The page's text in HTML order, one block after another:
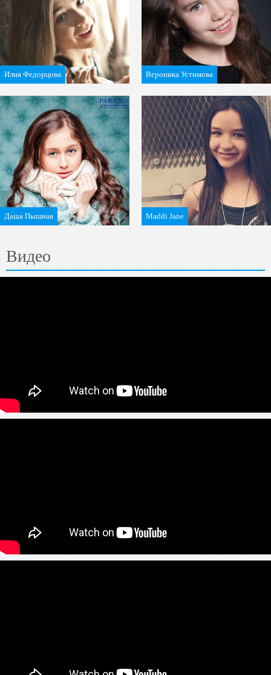
Илия Федорцова Вероника Устимова
Даша Пышная Maddi Jane
Видео